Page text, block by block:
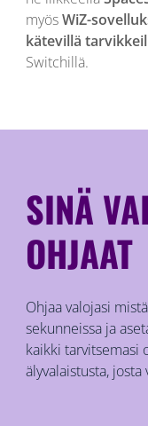
myösWiZ-
kätevillä
Switchillä.
SINÄ
OHJAAT
Ohjaa valojasi
sekunneissa ja
kaikki tarvitsemasi
älyvalaistusta,